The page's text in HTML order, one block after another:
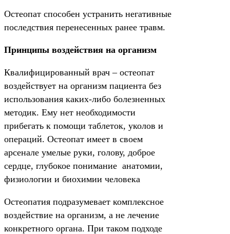
Остеопат способен устранить негативные
последствия перенесенных ранее травм.
Принципы воздействия на организм
Квалифицированный врач – остеопат
воздействует на организм пациента без
использования каких-либо болезненных
методик. Ему нет необходимости
прибегать к помощи таблеток, уколов и
операций. Остеопат имеет в своем
арсенале умелые руки, голову, доброе
сердце, глубокое понимание анатомии,
физиологии и биохимии человека
Остеопатия подразумевает комплексное
воздействие на организм, а не лечение
конкретного органа. При таком подходе